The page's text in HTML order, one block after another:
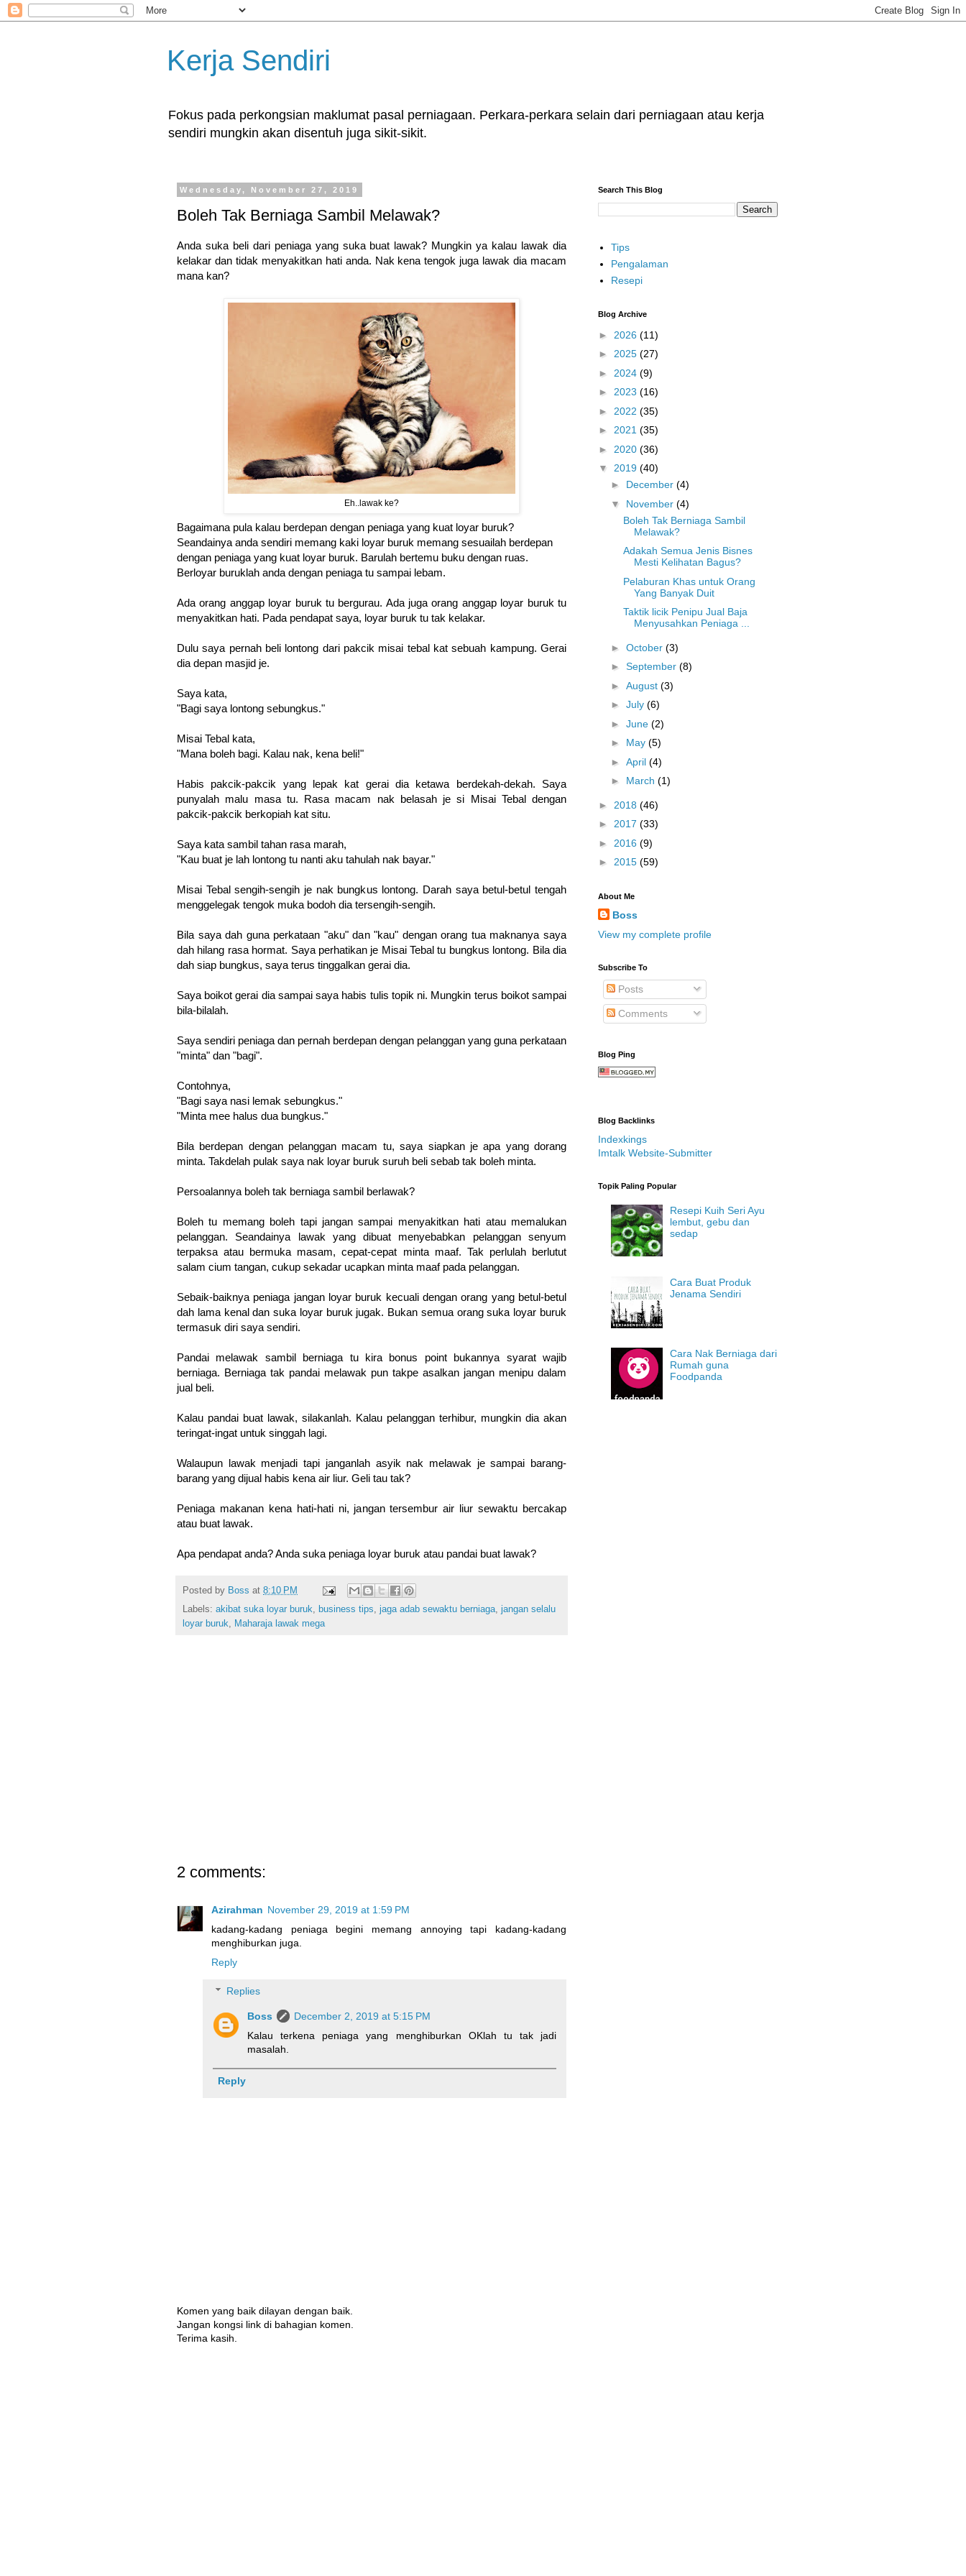
Kerja Sendiri
Fokus pada perkongsian maklumat pasal perniagaan. Perkara-perkara selain dari perniagaan atau kerja
sendiri mungkin akan disentuh juga sikit-sikit.
Wednesday, November 27, 2019
Boleh Tak Berniaga Sambil Melawak?
Anda suka beli dari peniaga yang suka buat lawak? Mungkin ya kalau lawak dia
kelakar dan tidak menyakitkan hati anda. Nak kena tengok juga lawak dia macam
mana kan?
Eh..lawak ke?
Bagaimana pula kalau berdepan dengan peniaga yang kuat loyar buruk?
Seandainya anda sendiri memang kaki loyar buruk memang sesuailah berdepan
dengan peniaga yang kuat loyar buruk. Barulah bertemu buku dengan ruas.
Berloyar buruklah anda dengan peniaga tu sampai lebam.
Ada orang anggap loyar buruk tu bergurau. Ada juga orang anggap loyar buruk tu
menyakitkan hati. Pada pendapat saya, loyar buruk tu tak kelakar.
Dulu saya pernah beli lontong dari pakcik misai tebal kat sebuah kampung. Gerai
dia depan masjid je.
Saya kata,
"Bagi saya lontong sebungkus."
Misai Tebal kata,
"Mana boleh bagi. Kalau nak, kena beli!"
Habis pakcik-pakcik yang lepak kat gerai dia ketawa berdekah-dekah. Saya
punyalah malu masa tu. Rasa macam nak belasah je si Misai Tebal dengan
pakcik-pakcik berkopiah kat situ.
Saya kata sambil tahan rasa marah,
"Kau buat je lah lontong tu nanti aku tahulah nak bayar."
Misai Tebal sengih-sengih je nak bungkus lontong. Darah saya betul-betul tengah
menggelegak tengok muka bodoh dia tersengih-sengih.
Bila saya dah guna perkataan "aku" dan "kau" dengan orang tua maknanya saya
dah hilang rasa hormat. Saya perhatikan je Misai Tebal tu bungkus lontong. Bila dia
dah siap bungkus, saya terus tinggalkan gerai dia.
Saya boikot gerai dia sampai saya habis tulis topik ni. Mungkin terus boikot sampai
bila-bilalah.
Saya sendiri peniaga dan pernah berdepan dengan pelanggan yang guna perkataan
"minta" dan "bagi".
Contohnya,
"Bagi saya nasi lemak sebungkus."
"Minta mee halus dua bungkus."
Bila berdepan dengan pelanggan macam tu, saya siapkan je apa yang dorang
minta. Takdelah pulak saya nak loyar buruk suruh beli sebab tak boleh minta.
Persoalannya boleh tak berniaga sambil berlawak?
Boleh tu memang boleh tapi jangan sampai menyakitkan hati atau memalukan
pelanggan. Seandainya lawak yang dibuat menyebabkan pelanggan senyum
terpaksa atau bermuka masam, cepat-cepat minta maaf. Tak perlulah berlutut
salam cium tangan, cukup sekadar ucapkan minta maaf pada pelanggan.
Sebaik-baiknya peniaga jangan loyar buruk kecuali dengan orang yang betul-betul
dah lama kenal dan suka loyar buruk jugak. Bukan semua orang suka loyar buruk
termasuk diri saya sendiri.
Pandai melawak sambil berniaga tu kira bonus point bukannya syarat wajib
berniaga. Berniaga tak pandai melawak pun takpe asalkan jangan menipu dalam
jual beli.
Kalau pandai buat lawak, silakanlah. Kalau pelanggan terhibur, mungkin dia akan
teringat-ingat untuk singgah lagi.
Walaupun lawak menjadi tapi janganlah asyik nak melawak je sampai barang-
barang yang dijual habis kena air liur. Geli tau tak?
Peniaga makanan kena hati-hati ni, jangan tersembur air liur sewaktu bercakap
atau buat lawak.
Apa pendapat anda? Anda suka peniaga loyar buruk atau pandai buat lawak?
Posted by Boss at 8:10 PM
Labels: akibat suka loyar buruk, business tips, jaga adab sewaktu berniaga, jangan selalu
loyar buruk, Maharaja lawak mega
2 comments:
Azirahman November 29, 2019 at 1:59 PM
kadang-kadang peniaga begini memang annoying tapi kadang-kadang
menghiburkan juga.
Reply
Replies
Boss
December 2, 2019 at 5:15 PM
Kalau terkena peniaga yang menghiburkan OKlah tu tak jadi
masalah.
Reply
Komen yang baik dilayan dengan baik.
Jangan kongsi link di bahagian komen.
Terima kasih.
Search This Blog
Tips
Pengalaman
Resepi
Blog Archive
► 2026 (11)
► 2025 (27)
► 2024 (9)
► 2023 (16)
► 2022 (35)
► 2021 (35)
► 2020 (36)
▼ 2019 (40)
► December (4)
▼ November (4)
Boleh Tak Berniaga Sambil
Melawak?
Adakah Semua Jenis Bisnes
Mesti Kelihatan Bagus?
Pelaburan Khas untuk Orang
Yang Banyak Duit
Taktik licik Penipu Jual Baja
Menyusahkan Peniaga ...
► October (3)
► September (8)
► August (3)
► July (6)
► June (2)
► May (5)
► April (4)
► March (1)
► 2018 (46)
► 2017 (33)
► 2016 (9)
► 2015 (59)
About Me
Boss
View my complete profile
Subscribe To
Posts
Comments
Blog Ping
Blog Backlinks
Indexkings
Imtalk Website-Submitter
Topik Paling Popular
Resepi Kuih Seri Ayu
lembut, gebu dan
sedap
Cara Buat Produk
Jenama Sendiri
Cara Nak Berniaga dari
Rumah guna
Foodpanda